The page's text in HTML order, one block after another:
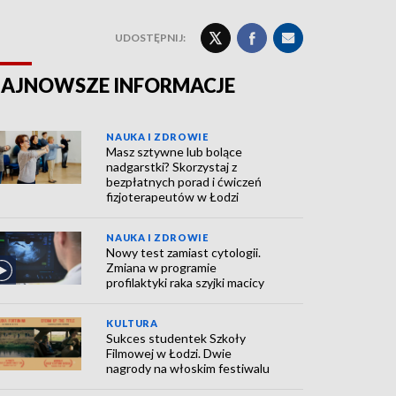
UDOSTĘPNIJ:
INFORMACJE
NAUKA I ZDROWIE
Masz sztywne lub bolące
nadgarstki? Skorzystaj z
bezpłatnych porad i ćwiczeń
fizjoterapeutów w Łodzi
NAUKA I ZDROWIE
Nowy test zamiast cytologii.
Zmiana w programie
profilaktyki raka szyjki macicy
KULTURA
Sukces studentek Szkoły
Filmowej w Łodzi. Dwie
nagrody na włoskim festiwalu